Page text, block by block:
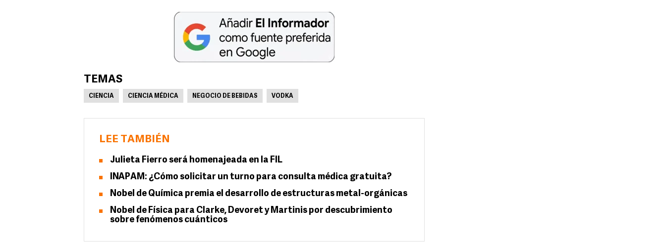
TEMAS
CIENCIA CIENCIA MÉDICA NEGOCIO DE BEBIDAS VODKA
LEE TAMBIÉN
Julieta Fierro será homenajeada en la FIL
INAPAM: ¿Cómo solicitar un turno para consulta médica gratuita?
Nobel de Química premia el desarrollo de estructuras metal-orgánicas
Nobel de Física para Clarke, Devoret y Martinis por descubrimiento
sobre fenómenos cuánticos